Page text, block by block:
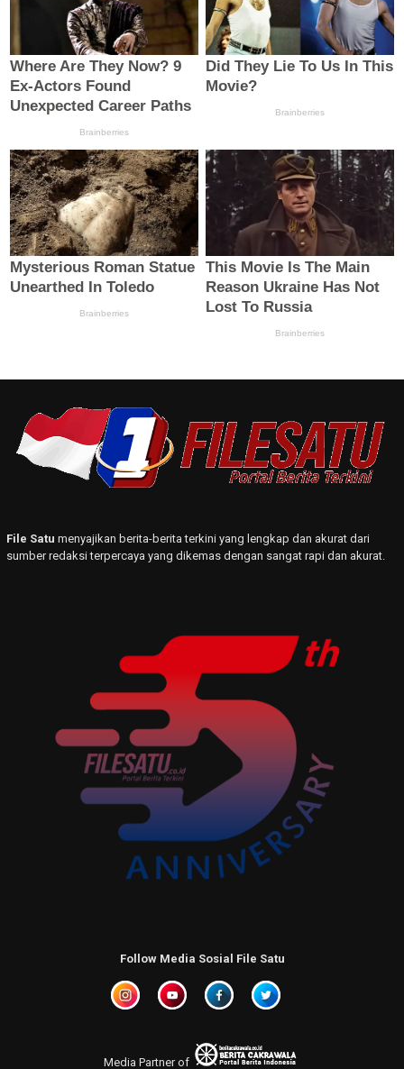
File Satu menyajikan berita-berita terkini yang lengkap dan akurat dari
sumber redaksi terpercaya yang dikemas dengan sangat rapi dan akurat.
Follow Media Sosial File Satu
Media Partner of